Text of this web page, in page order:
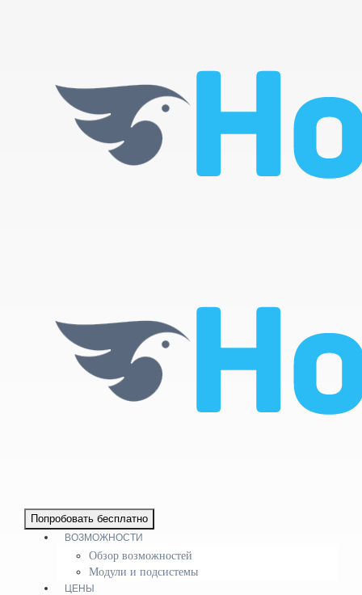
Попробовать бесплатно
ВОЗМОЖНОСТИ
Обзор возможностей
Модули и подсистемы
ЦЕНЫ